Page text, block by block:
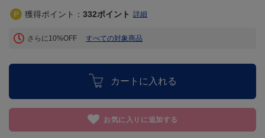
獲得ポイント： 332ポイント 詳細
さらに10%OFF すべての対象商品
カートに入れる
お気に入りに追加する